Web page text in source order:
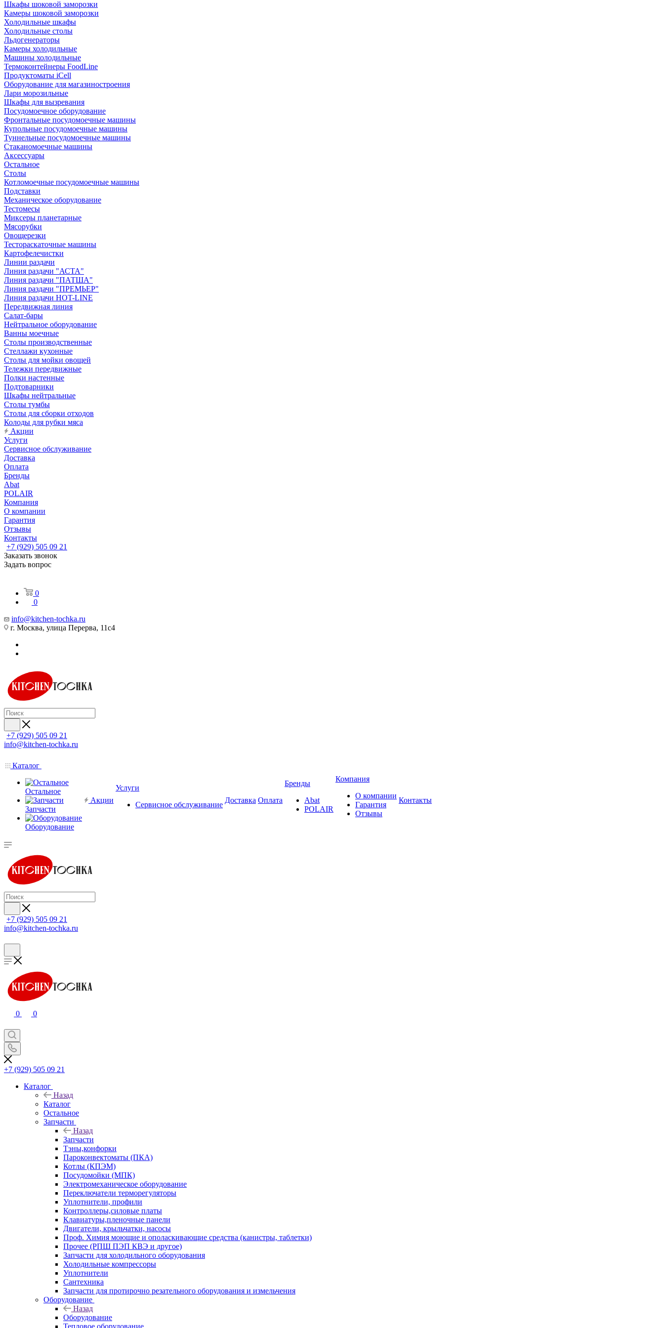
Шкафы шоковой заморозки
Камеры шоковой заморозки
Холодильные шкафы
Холодильные столы
Льдогенераторы
Камеры холодильные
Машины холодильные
Термоконтейнеры FoodLine
Продуктоматы iCell
Оборудование для магазиностроения
Лари морозильные
Шкафы для вызревания
Посудомоечное оборудование
Фронтальные посудомоечные машины
Купольные посудомоечные машины
Туннельные посудомоечные машины
Стаканомоечные машины
Аксессуары
Остальное
Столы
Котломоечные посудомоечные машины
Подставки
Механическое оборудование
Тестомесы
Миксеры планетарные
Мясорубки
Овощерезки
Тестораскаточные машины
Картофелечистки
Линии раздачи
Линия раздачи "АСТА"
Линия раздачи "ПАТША"
Линия раздачи "ПРЕМЬЕР"
Линия раздачи HOT-LINE
Передвижная линия
Салат-бары
Нейтральное оборудование
Ванны моечные
Столы производственные
Стеллажи кухонные
Столы для мойки овощей
Тележки передвижные
Полки настенные
Подтоварники
Шкафы нейтральные
Столы тумбы
Столы для сборки отходов
Колоды для рубки мяса
Акции
Услуги
Сервисное обслуживание
Доставка
Оплата
Бренды
Abat
POLAIR
Компания
О компании
Гарантия
Отзывы
Контакты
+7 (929) 505 09 21
Заказать звонок
Задать вопрос
0
0
info@kitchen-tochka.ru
г. Москва, улица Перерва, 11с4
+7 (929) 505 09 21
info@kitchen-tochka.ru
Каталог
Остальное
Запчасти
Оборудование
Акции
Услуги
Сервисное обслуживание
Доставка Оплата
Бренды
Abat
POLAIR
Компания
О компании
Гарантия
Отзывы
Контакты
+7 (929) 505 09 21
info@kitchen-tochka.ru
0 0
+7 (929) 505 09 21
Каталог
Назад
Каталог
Остальное
Запчасти
Назад
Запчасти
Тэны,конфорки
Пароконвектоматы (ПКА)
Котлы (КПЭМ)
Посудомойки (МПК)
Электромеханическое оборудование
Переключатели терморегуляторы
Уплотнители, профили
Контроллеры,силовые платы
Клавиатуры,пленочные панели
Двигатели, крыльчатки, насосы
Проф. Химия моющие и ополаскивающие средства (канистры, таблетки)
Прочее (РПШ ПЭП КВЭ и другое)
Запчасти для холодильного оборудования
Холодильные компрессоры
Уплотнители
Сантехника
Запчасти для протирочно резательного оборудования и измельчения
Оборудование
Назад
Оборудование
Тепловое оборудование